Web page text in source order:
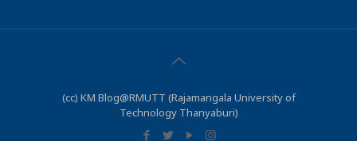
(cc) KM Blog@RMUTT (Rajamangala University of
Technology Thanyaburi)